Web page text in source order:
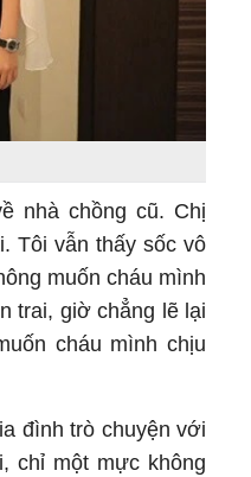
nhà chồng cũ. Chị
Tôi vẫn thấy sốc vô
muốn cháu mình
trai, giờ chẳng lẽ lại
cháu mình chịu
đình trò chuyện với
chỉ một mực không